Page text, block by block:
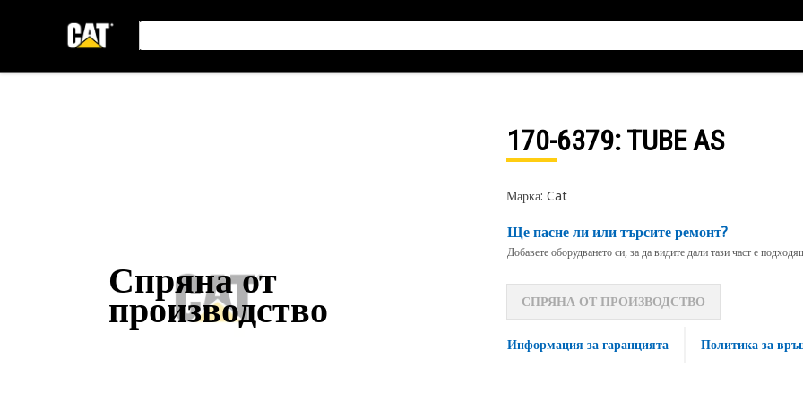
Спряна от
производство
170-6379: TUBE AS
Марка: Cat
Ще пасне ли или търсите ремонт?
Добавете оборудването си, за да видите дали тази част е
СПРЯНА ОТ ПРОИЗВОДСТВО
Информация за гаранцията Политика за